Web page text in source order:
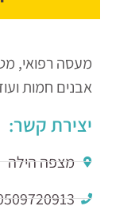
מעסה רפואי,
אבנים חמות
יצירת קשר:
מצפה הילה